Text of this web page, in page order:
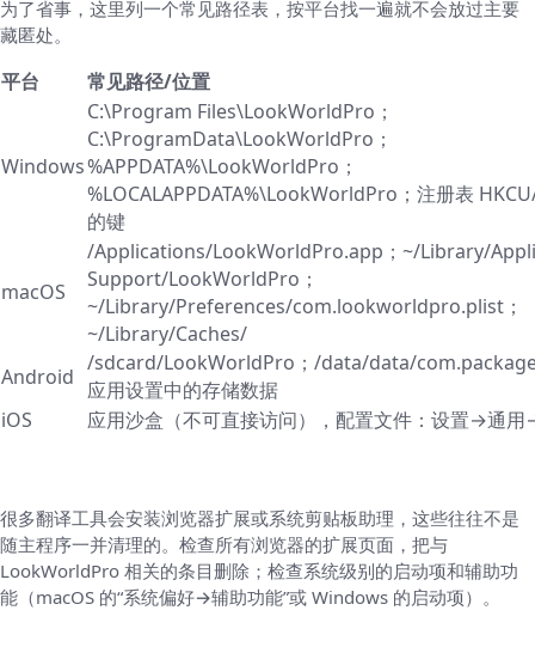
为了省事，这里列一个常见路径表，按平台找一遍就不会放过主要
藏匿处。
平台 常见路径/位置
Windows
C:\Program Files\LookWorldPro；
C:\ProgramData\LookWorldPro；
%APPDATA%\LookWorldPro；
%LOCALAPPDATA%\LookWorldPro；注册表
的键
macOS
/Applications/LookWorldPro.app；~/Library/
Support/LookWorldPro；
~/Library/Preferences/com.lookworldpro.plist；
~/Library/Caches/
Android
/sdcard/LookWorldPro；/data/data/
应用设置中的存储数据
iOS
应用沙盒（不可直接访问），配置文件：设置→通
很多翻译工具会安装浏览器扩展或系统剪贴板助理，这些往往不是
随主程序一并清理的。检查所有浏览器的扩展页面，把与
LookWorldPro 相关的条目删除；检查系统级别的启动项和辅助功
能（macOS 的“系统偏好→辅助功能”或 Windows 的启动项）。